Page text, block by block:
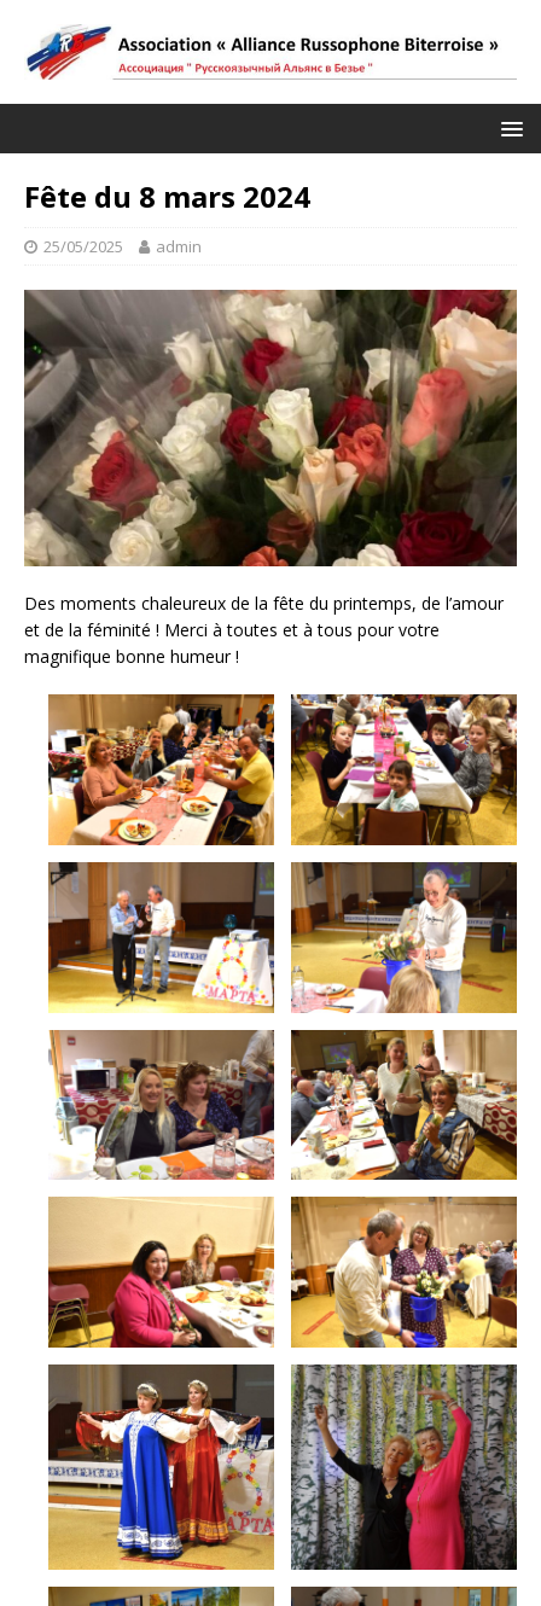
Fête du 8 mars 2024
25/05/2025 admin
Des moments chaleureux de la fête du printemps, de l’amour
et de la féminité ! Merci à toutes et à tous pour votre
magnifique bonne humeur !